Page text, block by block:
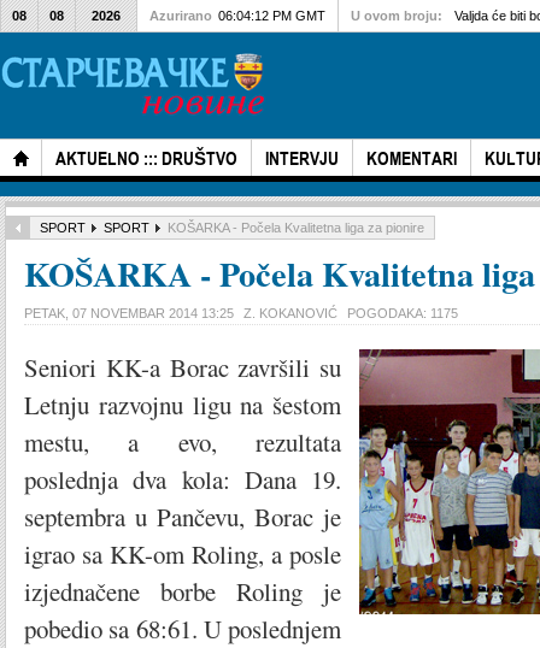
AKTUELNO ::: DRUŠTVO INTERVJU KOMENTARI
08 08 2026 Azurirano 06:04:12 PM GMT U ovom broju: Valjda će biti
SPORT SPORT KOŠARKA - Počela Kvalitetna liga za pionire
KOŠARKA - Počela Kvalitetna
PETAK, 07 NOVEMBAR 2014 13:25 Z. KOKANOVIĆ POGODAKA: 1175
Seniori KK-a Borac završili su
Letnju razvojnu ligu na šestom
mestu, a evo, rezultata
poslednja dva kola: Dana 19.
septembra u Pančevu, Borac je
igrao sa KK-om Roling, a posle
izjednačene borbe Roling je
pobedio sa 68:61. U poslednjem